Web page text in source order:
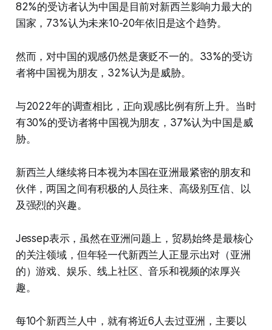
82%的受访者认为中国是目前对新西兰影响力最大的
国家，73%认为未来10-20年依旧是这个趋势。
然而，对中国的观感仍然是褒贬不一的。33%的受访
者将中国视为朋友，32%认为是威胁。
与2022年的调查相比，正向观感比例有所上升。当时
有30%的受访者将中国视为朋友，37%认为中国是威
胁。
新西兰人继续将日本视为本国在亚洲最紧密的朋友和
伙伴，两国之间有积极的人员往来、高级别互信、以
及强烈的兴趣。
Jessep表示，虽然在亚洲问题上，贸易始终是最核心
的关注领域，但年轻一代新西兰人正显示出对（亚洲
的）游戏、娱乐、线上社区、音乐和视频的浓厚兴
趣。
每10个新西兰人中，就有将近6人去过亚洲，主要以